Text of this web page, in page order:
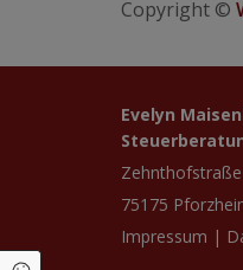
Copyright ©
Evelyn
75175
Impressum |